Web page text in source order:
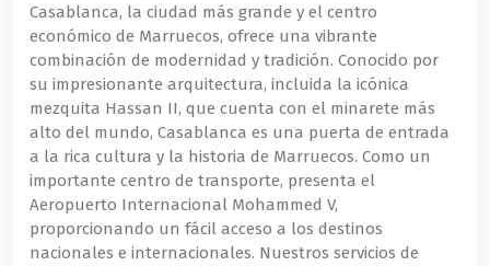
Casablanca, la ciudad más grande y el centro
económico de Marruecos, ofrece una vibrante
combinación de modernidad y tradición. Conocido por
su impresionante arquitectura, incluida la icónica
mezquita Hassan II, que cuenta con el minarete más
alto del mundo, Casablanca es una puerta de entrada
a la rica cultura y la historia de Marruecos. Como un
importante centro de transporte, presenta el
Aeropuerto Internacional Mohammed V,
proporcionando un fácil acceso a los destinos
nacionales e internacionales. Nuestros servicios de